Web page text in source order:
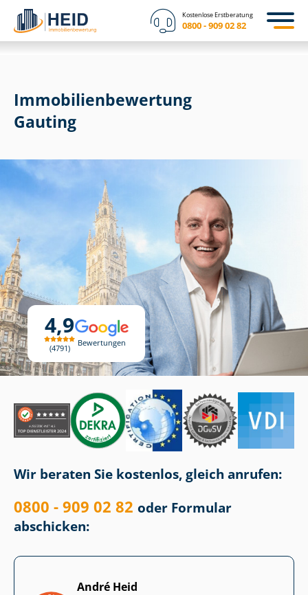
Kostenlose Erstberatung
0800 - 909 02 82
4,9
4791
Bewertungen
Immobilien­bewertung
Gauting
Wir beraten Sie kostenlos, gleich anrufen:
0800 - 909 02 82 oder Formular
abschicken:
André Heid